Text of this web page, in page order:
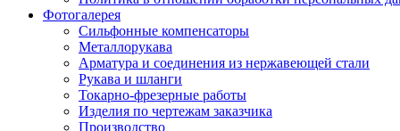
Фотогалерея
Сильфонные компенсаторы
Металлорукава
Арматура и соединения из нержавеющей стали
Рукава и шланги
Токарно-фрезерные работы
Изделия по чертежам заказчика
Производство